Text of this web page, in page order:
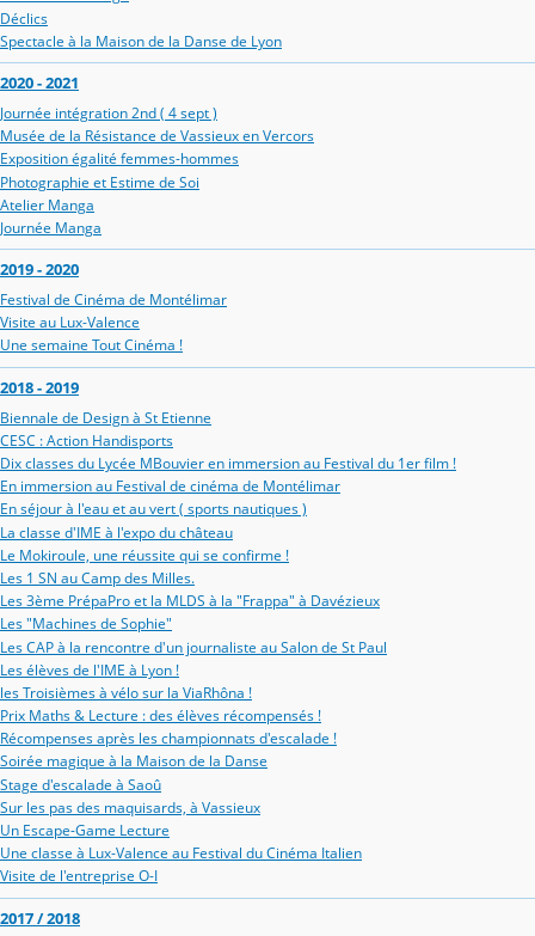
Déclics
Spectacle à la Maison de la Danse de Lyon
2020 - 2021
Journée intégration 2nd ( 4 sept )
Musée de la Résistance de Vassieux en Vercors
Exposition égalité femmes-hommes
Photographie et Estime de Soi
Atelier Manga
Journée Manga
2019 - 2020
Festival de Cinéma de Montélimar
Visite au Lux-Valence
Une semaine Tout Cinéma !
2018 - 2019
Biennale de Design à St Etienne
CESC : Action Handisports
Dix classes du Lycée MBouvier en immersion au Festival du 1er film !
En immersion au Festival de cinéma de Montélimar
En séjour à l'eau et au vert ( sports nautiques )
La classe d'IME à l'expo du château
Le Mokiroule, une réussite qui se confirme !
Les 1 SN au Camp des Milles.
Les 3ème PrépaPro et la MLDS à la "Frappa" à Davézieux
Les "Machines de Sophie"
Les CAP à la rencontre d'un journaliste au Salon de St Paul
Les élèves de l'IME à Lyon !
les Troisièmes à vélo sur la ViaRhôna !
Prix Maths & Lecture : des élèves récompensés !
Récompenses après les championnats d'escalade !
Soirée magique à la Maison de la Danse
Stage d'escalade à Saoû
Sur les pas des maquisards, à Vassieux
Un Escape-Game Lecture
Une classe à Lux-Valence au Festival du Cinéma Italien
Visite de l'entreprise O-I
2017 / 2018